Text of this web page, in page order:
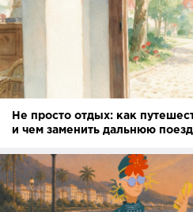
Не просто отдых: как
и чем заменить дальнюю